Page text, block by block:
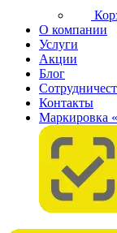
О компании
Услуги
Акции
Блог
Контакты
Маркировка